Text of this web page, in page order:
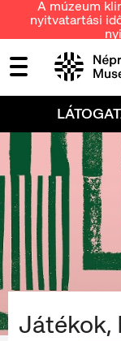
A múzeum
nyitvatartási
Játékok,